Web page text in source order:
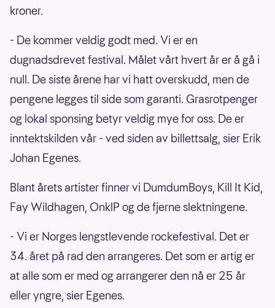
kroner.
- De kommer veldig godt med. Vi er en
dugnadsdrevet festival. Målet vårt hvert år er å gå i
null. De siste årene har vi hatt overskudd, men de
pengene legges til side som garanti. Grasrotpenger
og lokal sponsing betyr veldig mye for oss. De er
inntektskilden vår - ved siden av billettsalg, sier Erik
Johan Egenes.
Blant årets artister finner vi DumdumBoys, Kill It Kid,
Fay Wildhagen, OnklP og de fjerne slektningene.
- Vi er Norges lengstlevende rockefestival. Det er
34. året på rad den arrangeres. Det som er artig er
at alle som er med og arrangerer den nå er 25 år
eller yngre, sier Egenes.